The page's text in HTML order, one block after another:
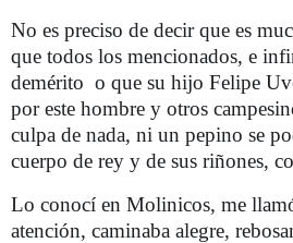
No es preciso de decir que es
que todos los mencionados, e
demérito o que su hijo Felipe
por este hombre y otros
culpa de nada, ni un pepino se
cuerpo de rey y de sus riñones,
Lo conocí en Molinicos, me
atención, caminaba alegre,